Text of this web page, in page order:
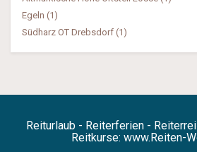
Egeln (1)
Südharz OT Drebsdorf (1)
Reiturlaub - Reiterferien -
Reitkurse: www.Reiten-